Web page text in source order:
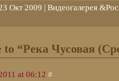
Окт 2009 | Видеогалерея&
to “Река Чусовая
at 06:12#